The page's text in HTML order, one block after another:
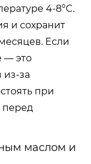
4-8°C.
и сохранит
Если
— это
из-за
при
перед
маслом и